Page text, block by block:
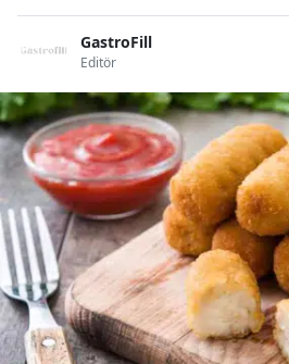
GastroFill
Editör